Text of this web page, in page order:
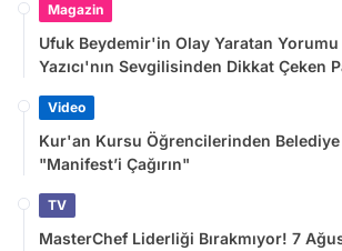
Magazin
Ufuk Beydemir'in Olay Yaratan Yorumu
Yazıcı'nın Sevgilisinden Dikkat Çeken
Video
Kur'an Kursu Öğrencilerinden Belediye
"Manifest’i Çağırın"
TV
MasterChef Liderliği Bırakmıyor! 7